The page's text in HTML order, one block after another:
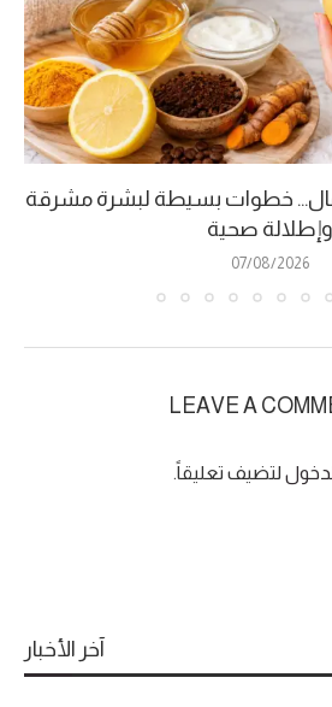
خطوات بسيطة لبشرة مشرقة
وإطلالة صحية
07/08/2026
LEAVE A
لتضيف تعليقاً.
آخر الأخبار